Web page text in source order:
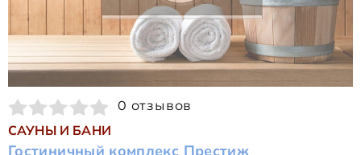
0 отзывов
САУНЫ И БАНИ
Гостиничный комплекс Престиж